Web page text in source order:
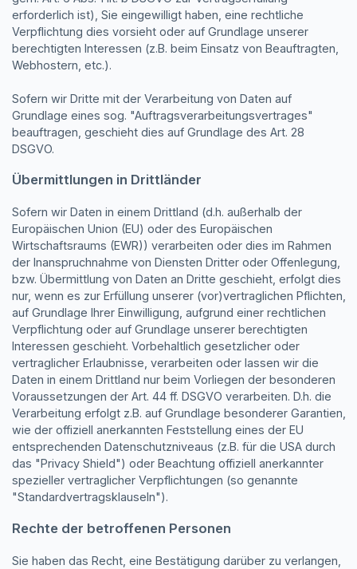
erforderlich ist), Sie eingewilligt haben, eine rechtliche
Verpflichtung dies vorsieht oder auf Grundlage unserer
berechtigten Interessen (z.B. beim Einsatz von Beauftragten,
Webhostern, etc.).
Sofern wir Dritte mit der Verarbeitung von Daten auf
Grundlage eines sog. "Auftragsverarbeitungsvertrages"
beauftragen, geschieht dies auf Grundlage des Art. 28
DSGVO.
Übermittlungen in Drittländer
Sofern wir Daten in einem Drittland (d.h. außerhalb der
Europäischen Union (EU) oder des Europäischen
Wirtschaftsraums (EWR)) verarbeiten oder dies im Rahmen
der Inanspruchnahme von Diensten Dritter oder Offenlegung,
bzw. Übermittlung von Daten an Dritte geschieht, erfolgt dies
nur, wenn es zur Erfüllung unserer (vor)vertraglichen Pflichten,
auf Grundlage Ihrer Einwilligung, aufgrund einer rechtlichen
Verpflichtung oder auf Grundlage unserer berechtigten
Interessen geschieht. Vorbehaltlich gesetzlicher oder
vertraglicher Erlaubnisse, verarbeiten oder lassen wir die
Daten in einem Drittland nur beim Vorliegen der besonderen
Voraussetzungen der Art. 44 ff. DSGVO verarbeiten. D.h. die
Verarbeitung erfolgt z.B. auf Grundlage besonderer Garantien,
wie der offiziell anerkannten Feststellung eines der EU
entsprechenden Datenschutzniveaus (z.B. für die USA durch
das "Privacy Shield") oder Beachtung offiziell anerkannter
spezieller vertraglicher Verpflichtungen (so genannte
"Standardvertragsklauseln").
Rechte der betroffenen Personen
Sie haben das Recht, eine Bestätigung darüber zu verlangen,